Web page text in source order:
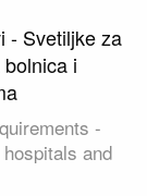
- Svetiljke za
i
-
and